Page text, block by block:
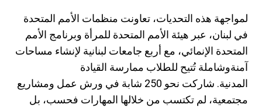
لمواجهة هذه التحديات، تعاونت منظمات الأمم المتحدة
في لبنان، عبر هيئة الأمم المتحدة للمرأة وبرنامج الأمم
المتحدة الإنمائي، مع أربع جامعات لبنانية لإنشاء مساحات
آمنةوشاملة تُتيح للطلاب ممارسة القيادة
المدنية. شاركت نحو 250 شابة في ورش عمل ومشاريع
مجتمعية، لم تكتسب من خلالها المهارات فحسب، بل